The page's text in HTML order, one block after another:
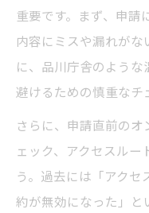
重要です。まず、申請
内容にミスや漏れが
に、品川庁舎のよう
避けるための慎重なチ
さらに、申請直前の
ェック、アクセスルー
う。過去には「アクセ
約が無効になった」と